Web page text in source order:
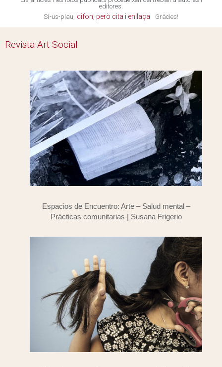
editores.
Si-us-plau,
Gràcies!
Revista Art Social
Espacios de Encuentro: Arte – Salud mental –
Prácticas comunitarias | Susana Frigerio